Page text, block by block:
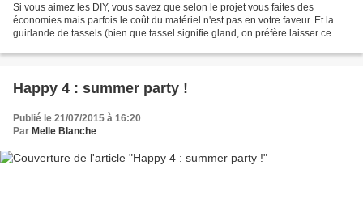
Si vous aimez les DIY, vous savez que selon le projet vous faites des
économies mais parfois le coût du matériel n'est pas en votre faveur. Et la
guirlande de tassels (bien que tassel signifie gland, on préfère laisser ce mot
Happy 4 : summer party !
Publié le 21/07/2015 à 16:20
Par Melle Blanche